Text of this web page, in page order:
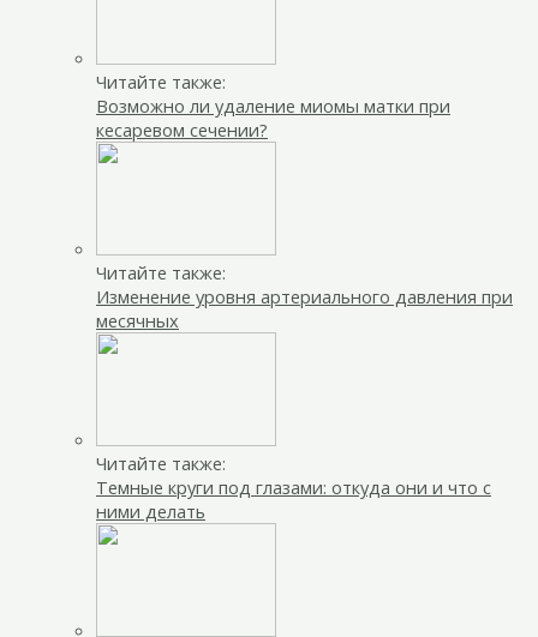
Читайте также:
Возможно ли удаление миомы матки при
кесаревом сечении?
Читайте также:
Изменение уровня артериального давления при
месячных
Читайте также:
Темные круги под глазами: откуда они и что с
ними делать